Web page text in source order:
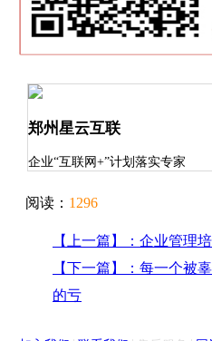
郑州星云互联
企业“互联网+”计划落实专家
阅读： 1296
【上一篇】：企业管理
【下一篇】：每一个被
的亏